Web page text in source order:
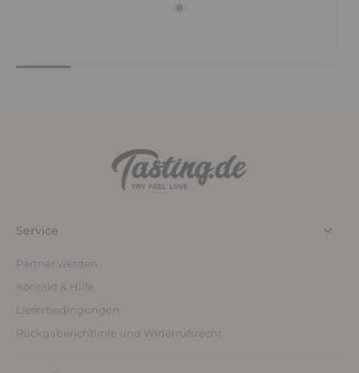
Service
Partner werden
Kontakt & Hilfe
Lieferbedingungen
Rückgaberichtlinie und Widerrufsrecht